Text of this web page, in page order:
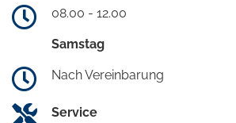
08.00 - 12.00
Samstag
Nach Vereinbarung
Service